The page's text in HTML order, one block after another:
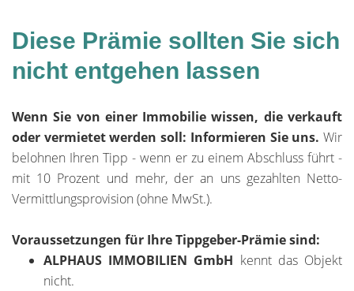
Diese Prämie sollten Sie sich
nicht entgehen lassen
Wenn Sie von einer Immobilie wissen, die verkauft
oder vermietet werden soll: Informieren Sie uns. Wir
belohnen Ihren Tipp - wenn er zu einem Abschluss führt -
mit 10 Prozent und mehr, der an uns gezahlten Netto-
Vermittlungsprovision (ohne MwSt.).
Voraussetzungen für Ihre Tippgeber-Prämie sind:
ALPHAUS IMMOBILIEN GmbH kennt das Objekt
nicht.